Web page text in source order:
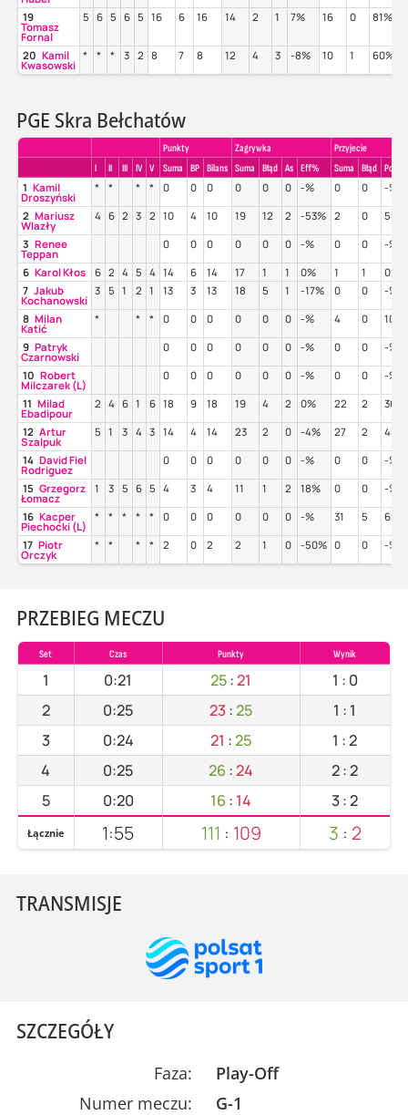
19
Tomasz
Fornal
5 6 5 6 5 16 6 16 14 2 1 7% 16 0 81%
20 Kamil
Kwasowski
* * * 3 2 8 7 8 12 4 3 -8% 10 1 60%
PGE Skra Bełchatów
Punkty Zagrywka
Przyjecie
I
II III IV V Suma BP Bilans Suma Błąd As Eff% Suma Błąd Poz%
1 Kamil
Droszyński
* * * * 0 0 0 0 0 0 -% 0 0 -%
2 Mariusz
Wlazły
4 6 2 3 2 10 4 10 19 12 2 -53% 2 0 50%
3 Renee
Teppan
0 0 0 0 0 0 -% 0 0 -%
6 Karol Kłos 6 2 4 5 4 14 6 14 17 1 1 0% 1 1
0%
7 Jakub
Kochanowski
3 5 1 2 1 13 3 13 18 5 1 -17% 0 0 -%
8 Milan
Katić
* * * 0 0 0 0 0 0 -% 4 0
9 Patryk
Czarnowski
0 0 0 0 0 0 -% 0 0 -%
10 Robert
Milczarek (L)
0 0 0 0 0 0 -% 0 0 -%
11 Milad
Ebadipour
2 4 6 1 6 18 9 18 19 4 2 0% 22 2 36%
12 Artur
Szalpuk
5 1 3 4 3 14 4 14 23 2 0 -4% 27 2 48%
14 David Fiel
Rodriguez
0 0 0 0 0 0 -% 0 0 -%
15 Grzegorz
Łomacz
1 3 5 6 5 4 3 4 11 1 2 18% 0 0 -%
16 Kacper
Piechocki (L)
* * * * * 0 0 0 0 0 0 -% 31 5 65%
17 Piotr
Orczyk
* * * * 2 0 2 2 1 0 -50% 0 0 -%
PRZEBIEG MECZU
Set Czas Punkty Wynik
1 0:21 25:21 1 : 0
2
0:25 23:25 1 : 1
3
0:24 21 :25 1 :2
4
0:25 26:24 2:2
5
0:20 16: 14 3:2
Łącznie 1:55 111 : 109 3 : 2
TRANSMISJE
SZCZEGÓŁY
Faza:
Play-Off
Numer meczu:
G-1